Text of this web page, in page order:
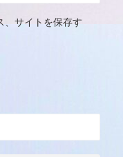
、サイトを保存す